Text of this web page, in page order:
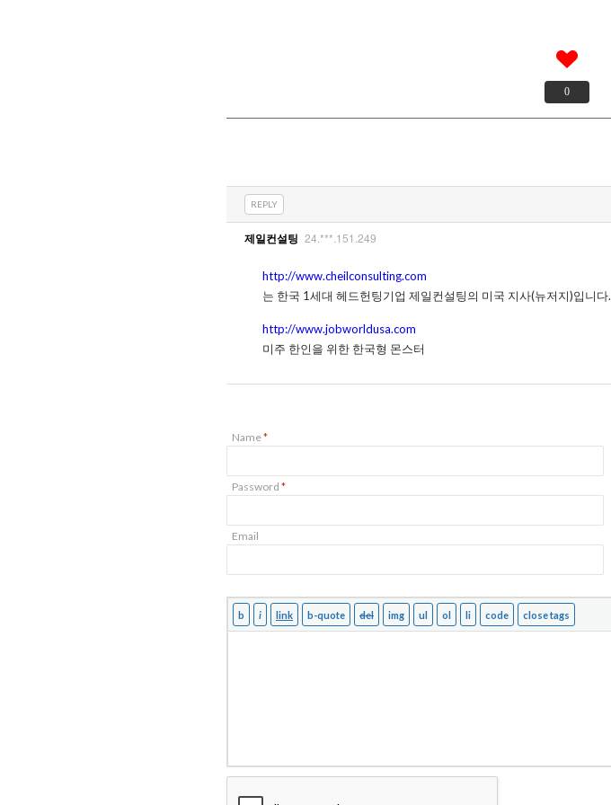
0
REPLY
제일컨설팅 24.***.151.249
http://www.cheilconsulting.com
는 한국 1세대 헤드헌팅기업 제일컨설팅의 미국 지사(뉴저지)입니다.
http://www.jobworldusa.com
미주 한인을 위한 한국형 몬스터
Name*
Password *
Email